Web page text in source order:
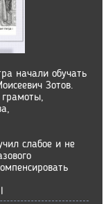
начали обучать
Зотов.
слабое и не